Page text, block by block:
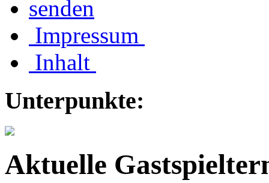
Impressum
Inhalt
Unterpunkte:
Aktuelle